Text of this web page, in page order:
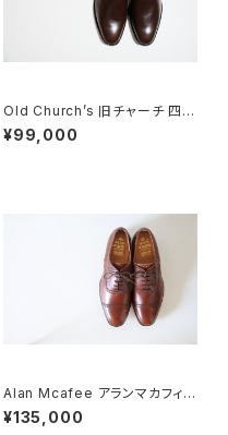
Old Church’s 旧チャーチ 四都
市 ASTON シングルモンク 85
F
¥99,000
Alan Mcafee アランマカフィ
ー オールドチャーチ 二都市 旧
旧チャーチ UK8.5 DEADSTO
¥135,000